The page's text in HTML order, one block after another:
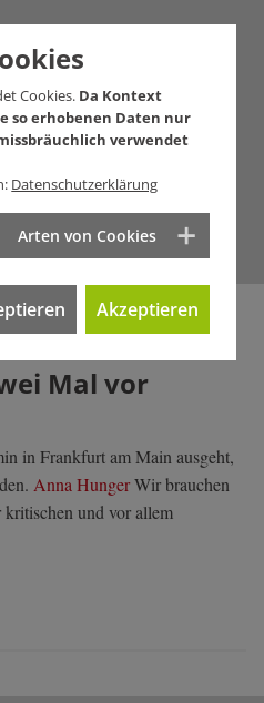
Mal vor
in Frankfurt am Main ausgeht,
Anna HungerWir brauchen
und vor allem
Cookies. Da Kontext
so erhobenen Daten nur
verwendet
Datenschutzerklärung
Arten von Cookies
Akzeptieren